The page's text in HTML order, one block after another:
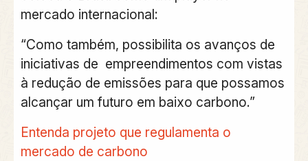
mercado internacional:
“Como também, possibilita os avanços de
iniciativas de empreendimentos com vistas
à redução de emissões para que possamos
alcançar um futuro em baixo carbono.”
Entenda projeto que regulamenta o
mercado de carbono